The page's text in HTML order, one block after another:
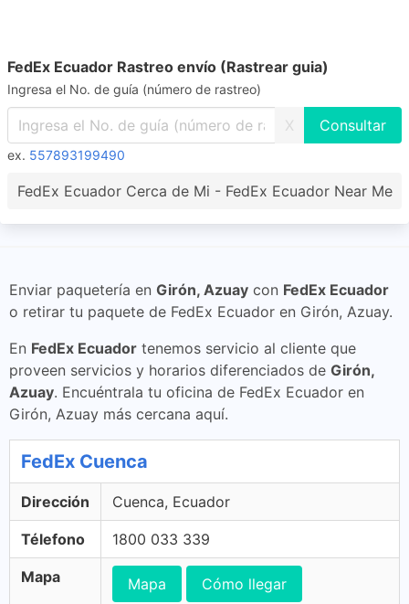
FedEx Ecuador Rastreo envío (Rastrear guia)
Ingresa el No. de guía (número de rastreo)
X
ex. 557893199490
FedEx Ecuador Cerca de Mi - FedEx Ecuador Near Me
Enviar paquetería en Girón, Azuay con FedEx Ecuador
o retirar tu paquete de FedEx Ecuador en Girón, Azuay.
En FedEx Ecuador tenemos servicio al cliente que
proveen servicios y horarios diferenciados de Girón,
Azuay. Encuéntrala tu oficina de FedEx Ecuador en
Girón, Azuay más cercana aquí.
FedEx Cuenca
Dirección Cuenca, Ecuador
Télefono 1800 033 339
Mapa Mapa Cómo llegar